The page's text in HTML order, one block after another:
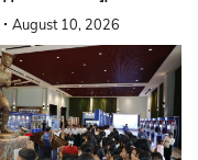
August 10, 2026